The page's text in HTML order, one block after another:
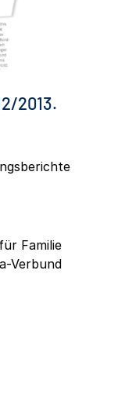
2013.
Familie
Verbund